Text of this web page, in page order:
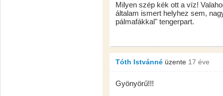
Milyen szép kék ott a víz!
általam ismert helyhez sem,
pálmafákkal" tengerpart.
Tóth Istvánné üzente 17 éve
Gyönyörű!!!